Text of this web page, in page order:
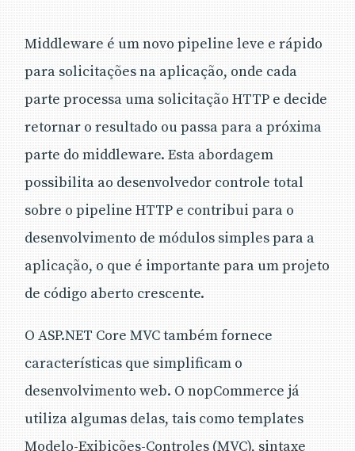
Middleware é um novo pipeline leve e rápido
para solicitações na aplicação, onde cada
parte processa uma solicitação HTTP e decide
retornar o resultado ou passa para a próxima
parte do middleware. Esta abordagem
possibilita ao desenvolvedor controle total
sobre o pipeline HTTP e contribui para o
desenvolvimento de módulos simples para a
aplicação, o que é importante para um projeto
de código aberto crescente.
O ASP.NET Core MVC também fornece
características que simplificam o
desenvolvimento web. O nopCommerce já
utiliza algumas delas, tais como templates
Modelo-Exibições-Controles (MVC), sintaxe